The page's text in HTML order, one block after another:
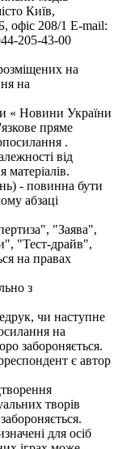
Київ,
208/1 E-mail:
205-43-00
на
на
« Новини України
пряме
.
від
матеріалів.
- повинна бути
абзаці
"Заява",
"Тест-драйв",
на правах
з
чи наступне
на
забороняється.
є автор
творів
для осіб